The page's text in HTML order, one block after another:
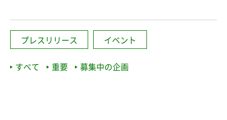
プレスリリース イベント
すべて 重要 募集中の企画